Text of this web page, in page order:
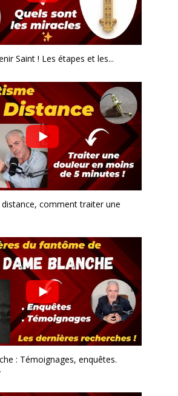
Saint ! Les étapes et les...
comment traiter une
: Témoignages, enquêtes.